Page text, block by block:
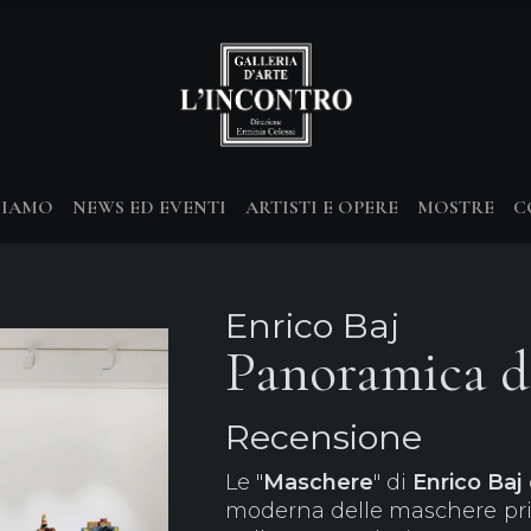
NEWS ED EVENTI ARTISTI E OPERE MOSTRE
Enrico Baj
Panoramica
Recensione
Le "Maschere" di Enrico Baj
moderna delle maschere